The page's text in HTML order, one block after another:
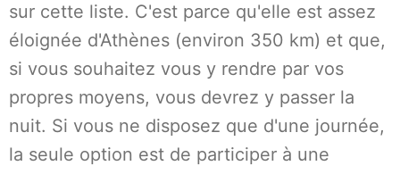
sur cette liste. C'est parce qu'elle est assez
éloignée d'Athènes (environ 350 km) et que,
si vous souhaitez vous y rendre par vos
propres moyens, vous devrez y passer la
nuit. Si vous ne disposez que d'une journée,
la seule option est de participer à une